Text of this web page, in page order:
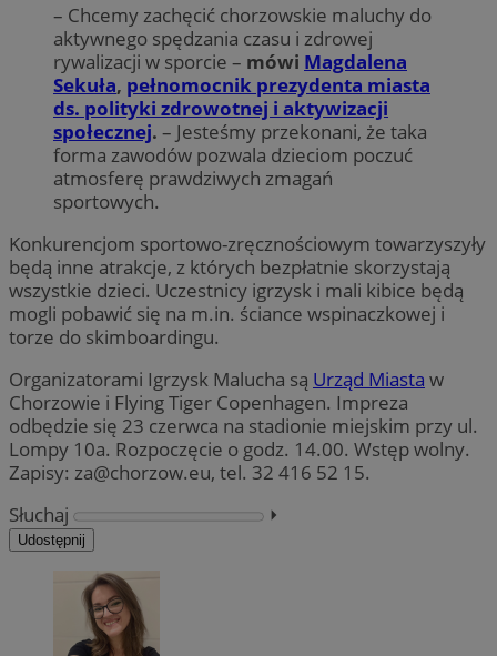
– Chcemy zachęcić chorzowskie maluchy do
aktywnego spędzania czasu i zdrowej
rywalizacji w sporcie – mówi Magdalena
Sekuła, pełnomocnik prezydenta miasta
ds. polityki zdrowotnej i aktywizacji
społecznej. – Jesteśmy przekonani, że taka
forma zawodów pozwala dzieciom poczuć
atmosferę prawdziwych zmagań
sportowych.
Konkurencjom sportowo-zręcznościowym towarzyszyły
będą inne atrakcje, z których bezpłatnie skorzystają
wszystkie dzieci. Uczestnicy igrzysk i mali kibice będą
mogli pobawić się na m.in. ściance wspinaczkowej i
torze do skimboardingu.
Organizatorami Igrzysk Malucha są Urząd Miasta w
Chorzowie i Flying Tiger Copenhagen. Impreza
odbędzie się 23 czerwca na stadionie miejskim przy ul.
Lompy 10a. Rozpoczęcie o godz. 14.00. Wstęp wolny.
Zapisy: za@chorzow.eu, tel. 32 416 52 15.
Słuchaj
⏵︎
Udostępnij